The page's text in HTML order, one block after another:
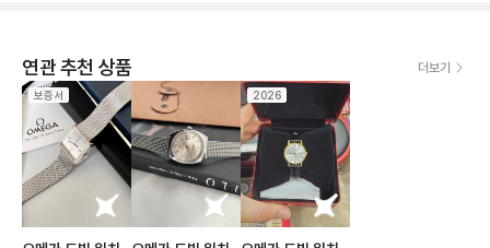
연관 추천 상품 더보기
보증서 2026